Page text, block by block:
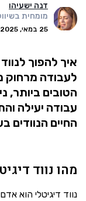
דנה ישעיהו
מומחית
25 במאי, 2025
איך להפוך
לעבודה מרחוק
הטובים ביותר,
עבודה יעילה
החיים הנוודים
מהו נווד
נווד דיגיטלי הוא